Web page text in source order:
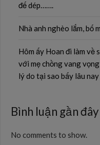
đế dép…….
Nhà anh nghèo lắm, bố
Hôm ấy Hoan đi làm về
với mẹ chồng vang
lý do tại sao bấy lâu
Bình luận gần đây
No comments to show.